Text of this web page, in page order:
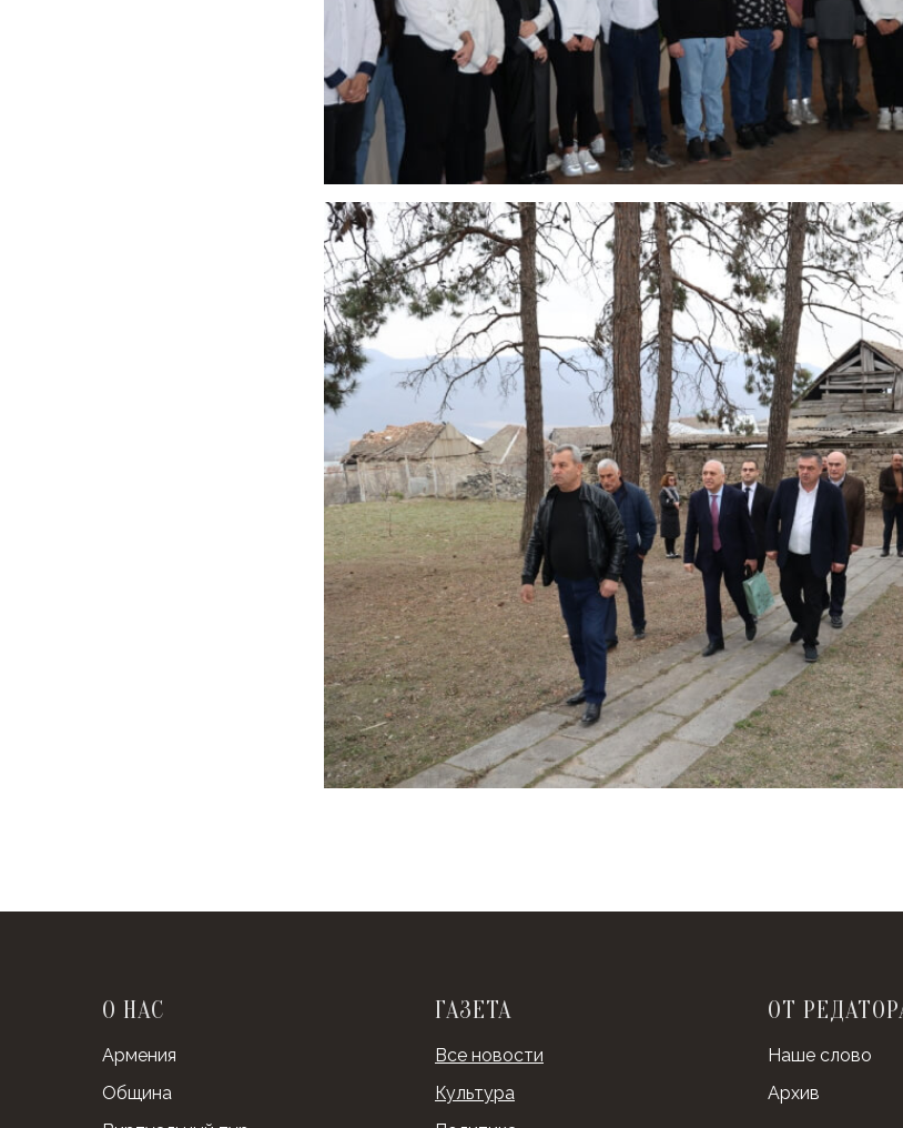
О НАС
Армения
Община
ГАЗЕТА
Все новости
Культура
ОТ
Наше слово
Архив